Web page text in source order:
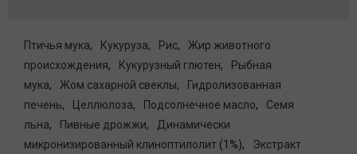
Птичья мука Кукуруза Рис
Жир животного
происхождения
Кукурузный глютен
Рыбная
мука
Жом сахарной свеклы
Гидролизованная
печень
Целлюлоза Подсолнечное масло
Семя
льна
Пивные дрожжи
Динамически
микронизированный клиноптилолит (1%)
Экстракт